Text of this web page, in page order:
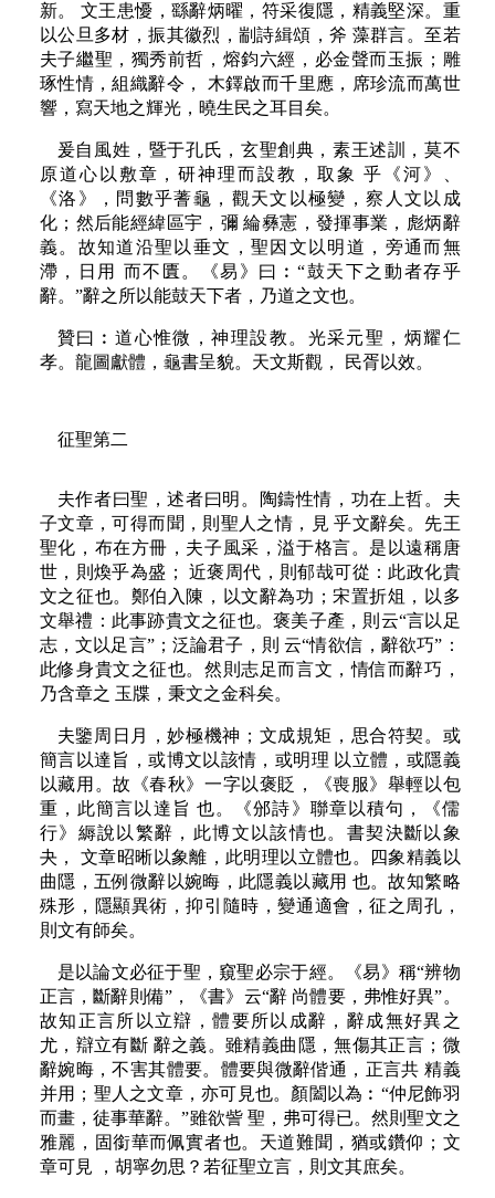
新。 文王患懮，繇辭炳曜，符采復隱，精義堅深。重
以公旦多材，振其徽烈，剬詩緝頌，斧 藻群言。至若
夫子繼聖，獨秀前哲，熔鈞六經，必金聲而玉振；雕
琢性情，組織辭令， 木鐸啟而千里應，席珍流而萬世
響，寫天地之輝光，曉生民之耳目矣。
爰自風姓，暨于孔氏，玄聖創典，素王述訓，莫不
原道心以敷章，研神理而設教，取象 乎《河》、
《洛》，問數乎蓍龜，觀天文以極變，察人文以成
化；然后能經緯區宇，彌 綸彝憲，發揮事業，彪炳辭
義。故知道沿聖以垂文，聖因文以明道，旁通而無
滯，日用 而不匱。《易》曰︰“鼓天下之動者存乎
辭。”辭之所以能鼓天下者，乃道之文也。
贊曰︰道心惟微，神理設教。光采元聖，炳耀仁
孝。龍圖獻體，龜書呈貌。天文斯觀， 民胥以效。
征聖第二
夫作者曰聖，述者曰明。陶鑄性情，功在上哲。夫
子文章，可得而聞，則聖人之情，見 乎文辭矣。先王
聖化，布在方冊，夫子風采，溢于格言。是以遠稱唐
世，則煥乎為盛； 近褒周代，則郁哉可從：此政化貴
文之征也。鄭伯入陳，以文辭為功；宋置折俎，以多
文舉禮：此事跡貴文之征也。褒美子產，則云“言以足
志，文以足言”；泛論君子，則 云“情欲信，辭欲巧”：
此修身貴文之征也。然則志足而言文，情信而辭巧，
乃含章之 玉牒，秉文之金科矣。
夫鑒周日月，妙極機神；文成規矩，思合符契。或
簡言以達旨，或博文以該情，或明理 以立體，或隱義
以藏用。故《春秋》一字以褒貶，《喪服》舉輕以包
重，此簡言以達旨 也。《邠詩》聯章以積句，《儒
行》縟說以繁辭，此博文以該情也。書契決斷以象
夬， 文章昭晰以象離，此明理以立體也。四象精義以
曲隱，五例微辭以婉晦，此隱義以藏用 也。故知繁略
殊形，隱顯異術，抑引隨時，變通適會，征之周孔，
則文有師矣。
是以論文必征于聖，窺聖必宗于經。《易》稱“辨物
正言，斷辭則備”，《書》云“辭 尚體要，弗惟好異”。
故知正言所以立辯，體要所以成辭，辭成無好異之
尤，辯立有斷 辭之義。雖精義曲隱，無傷其正言；微
辭婉晦，不害其體要。體要與微辭偕通，正言共 精義
并用；聖人之文章，亦可見也。顏闔以為︰“仲尼飾羽
而畫，徒事華辭。”雖欲訾 聖，弗可得已。然則聖文之
雅麗，固銜華而佩實者也。天道難聞，猶或鑽仰；文
章可見 ，胡寧勿思？若征聖立言，則文其庶矣。